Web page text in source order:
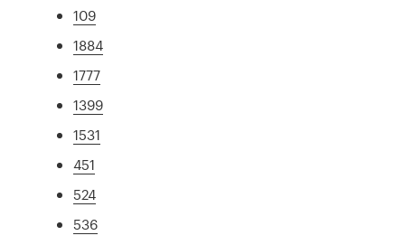
109
1884
1777
1399
1531
451
524
536